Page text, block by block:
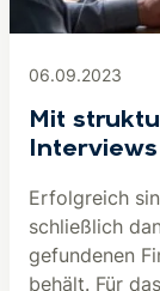
06.09.2023
Mit
Erfolgreich
schließlich
gefundenen
behält. Für